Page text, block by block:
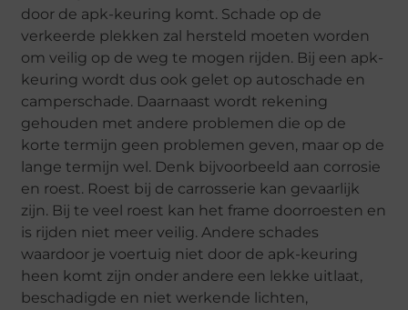
door de apk-keuring komt. Schade op de
verkeerde plekken zal hersteld moeten worden
om veilig op de weg te mogen rijden. Bij een apk-
keuring wordt dus ook gelet op autoschade en
camperschade. Daarnaast wordt rekening
gehouden met andere problemen die op de
korte termijn geen problemen geven, maar op de
lange termijn wel. Denk bijvoorbeeld aan corrosie
en roest. Roest bij de carrosserie kan gevaarlijk
zijn. Bij te veel roest kan het frame doorroesten en
is rijden niet meer veilig. Andere schades
waardoor je voertuig niet door de apk-keuring
heen komt zijn onder andere een lekke uitlaat,
beschadigde en niet werkende lichten,